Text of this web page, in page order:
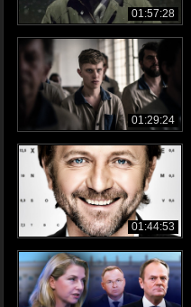
01:57:28
01:29:24
01:44:53